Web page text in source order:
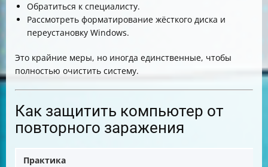
Обратиться к специалисту.
Рассмотреть форматирование жёсткого диска и
переустановку Windows.
Это крайние меры, но иногда единственные, чтобы
полностью очистить систему.
Как защитить компьютер от
повторного заражения
Практика